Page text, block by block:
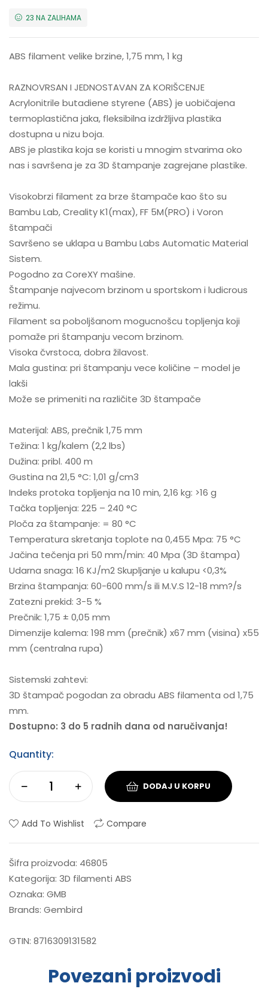
23 NA ZALIHAMA
ABS filament velike brzine, 1,75 mm, 1 kg
RAZNOVRSAN I JEDNOSTAVAN ZA KORIŠCENJE
Acrylonitrile butadiene styrene (ABS) je uobičajena
termoplastična jaka, fleksibilna izdržljiva plastika
dostupna u nizu boja.
ABS je plastika koja se koristi u mnogim stvarima oko
nas i savršena je za 3D štampanje zagrejane plastike.
Visokobrzi filament za brze štampače kao što su
Bambu Lab, Creality K1(max), FF 5M(PRO) i Voron
štampači
Savršeno se uklapa u Bambu Labs Automatic Material
Sistem.
Pogodno za CoreXY mašine.
Štampanje najvecom brzinom u sportskom i ludicrous
režimu.
Filament sa poboljšanom mogucnošcu topljenja koji
pomaže pri štampanju vecom brzinom.
Visoka čvrstoca, dobra žilavost.
Mala gustina: pri štampanju vece količine – model je
lakši
Može se primeniti na različite 3D štampače
Materijal: ABS, prečnik 1,75 mm
Težina: 1 kg/kalem (2,2 lbs)
Dužina: pribl. 400 m
Gustina na 21,5 °C: 1,01 g/cm3
Indeks protoka topljenja na 10 min, 2,16 kg: >16 g
Tačka topljenja: 225 – 240 °C
Ploča za štampanje: = 80 °C
Temperatura skretanja toplote na 0,455 Mpa: 75 °C
Jačina tečenja pri 50 mm/min: 40 Mpa (3D štampa)
Udarna snaga: 16 KJ/m2 Skupljanje u kalupu <0,3%
Brzina štampanja: 60-600 mm/s ili M.V.S 12-18 mm?/s
Zatezni prekid: 3-5 %
Prečnik: 1,75 ± 0,05 mm
Dimenzije kalema: 198 mm (prečnik) x67 mm (visina) x55
mm (centralna rupa)
Sistemski zahtevi:
3D štampač pogodan za obradu ABS filamenta od 1,75
mm.
Dostupno: 3 do 5 radnih dana od naručivanja!
Quantity:
DODAJ U KORPU
Add To Wishlist Compare
Šifra proizvoda: 46805
Kategorija: 3D filamenti ABS
Oznaka: GMB
Brands: Gembird
GTIN: 8716309131582
Povezani proizvodi